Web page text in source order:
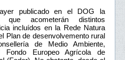
publicado en el DOG la
acometerán distintos
incluídos en la Rede Natura
Plan de desenvolvemento rural
de Medio Ambiente,
Fondo Europeo Agrícola de